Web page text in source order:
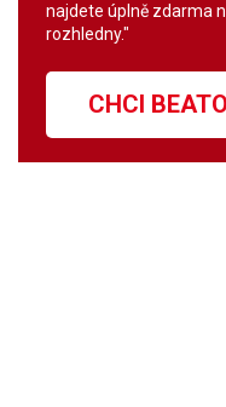
najdete úplně zdarma
rozhledny."
CHCI